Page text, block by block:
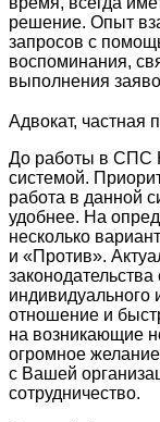
решение. Опыт
запросов с
воспоминания,
выполнения
Адвокат, частная
До работы в СПС
системой.
работа в данной
удобнее. На
несколько
и «Против».
отношение и
на возникающие
огромное
с Вашей
сотрудничество.